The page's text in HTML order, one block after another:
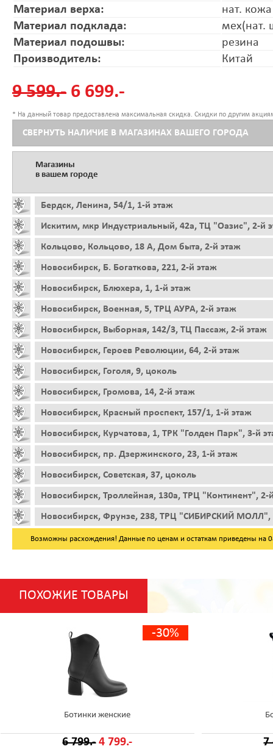
Материал верха:
нат. кожа
Материал подклада:
мех(нат.
Материал подошвы:
резина
Производитель:
Китай
9 599.- 6 699.-
* На данный товар предоставлена максимальная скидка. Скидки по другим
СВЕРНУТЬ НАЛИЧИЕ В МАГАЗИНАХ ВАШЕГО ГОРОДА
Магазины
в вашем городе
Бердск, Ленина, 54/1, 1-й этаж
Искитим, мкр Индустриальный, 42а, ТЦ "Оазис", 2-й
Кольцово, Кольцово, 18 А, Дом быта, 2-й этаж
Новосибирск, Б. Богаткова, 221, 2-й этаж
Новосибирск, Блюхера, 1, 1-й этаж
Новосибирск, Военная, 5, ТРЦ АУРА, 2-й этаж
Новосибирск, Выборная, 142/3, ТЦ Пассаж, 2-й этаж
Новосибирск, Героев Революции, 64, 2-й этаж
Новосибирск, Гоголя, 9, цоколь
Новосибирск, Громова, 14, 2-й этаж
Новосибирск, Красный проспект, 157/1, 1-й этаж
Новосибирск, Курчатова, 1, ТРК "Голден Парк", 3-й
Новосибирск, пр. Дзержинского, 23, 1-й этаж
Новосибирск, Советская, 37, цоколь
Новосибирск, Троллейная, 130а, ТРЦ "Континент", 2-
Новосибирск, Фрунзе, 238, ТРЦ "СИБИРСКИЙ МОЛЛ",
Возможны расхождения! Данные по ценам и остаткам приведены на
ПОХОЖИЕ ТОВАРЫ
-30%
Ботинки женские
6 799.- 4 799.- 7